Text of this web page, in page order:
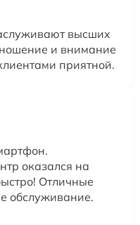
высших
и внимание
приятной.
оказался на
Отличные
обслуживание.